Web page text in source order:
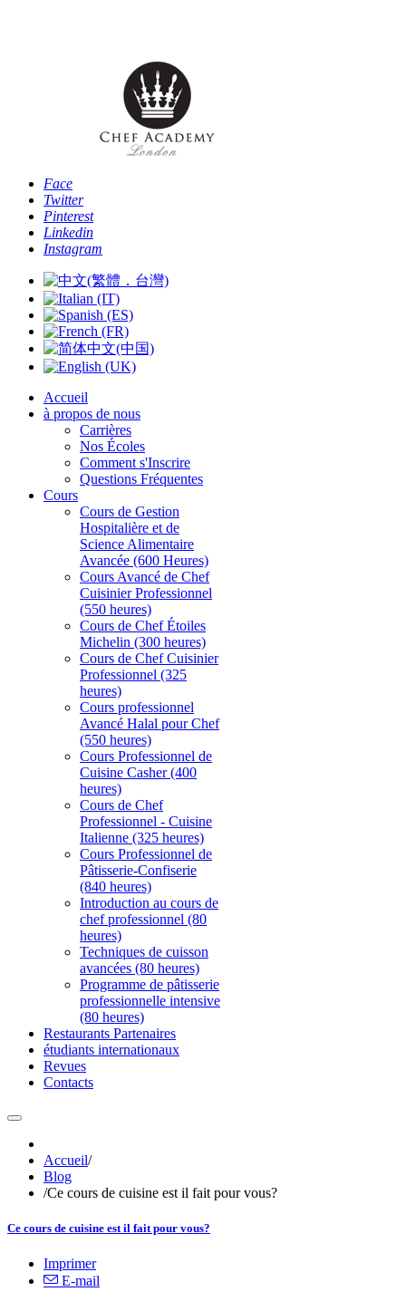
Face
Twitter
Pinterest
Linkedin
Instagram
Accueil
à propos de nous
Carrières
Nos Écoles
Comment s'Inscrire
Questions Fréquentes
Cours
Cours de Gestion
Hospitalière et de
Science Alimentaire
Avancée (600 Heures)
Cours Avancé de Chef
Cuisinier Professionnel
(550 heures)
Cours de Chef Étoiles
Michelin (300 heures)
Cours de Chef Cuisinier
Professionnel (325
heures)
Cours professionnel
Avancé Halal pour Chef
(550 heures)
Cours Professionnel de
Cuisine Casher (400
heures)
Cours de Chef
Professionnel - Cuisine
Italienne (325 heures)
Cours Professionnel de
Pâtisserie-Confiserie
(840 heures)
Introduction au cours de
chef professionnel (80
heures)
Techniques de cuisson
avancées (80 heures)
Programme de pâtisserie
professionnelle intensive
(80 heures)
Restaurants Partenaires
étudiants internationaux
Revues
Contacts
Accueil/
Blog
/Ce cours de cuisine est il fait pour vous?
Ce cours de cuisine est il fait pour vous?
Imprimer
E-mail